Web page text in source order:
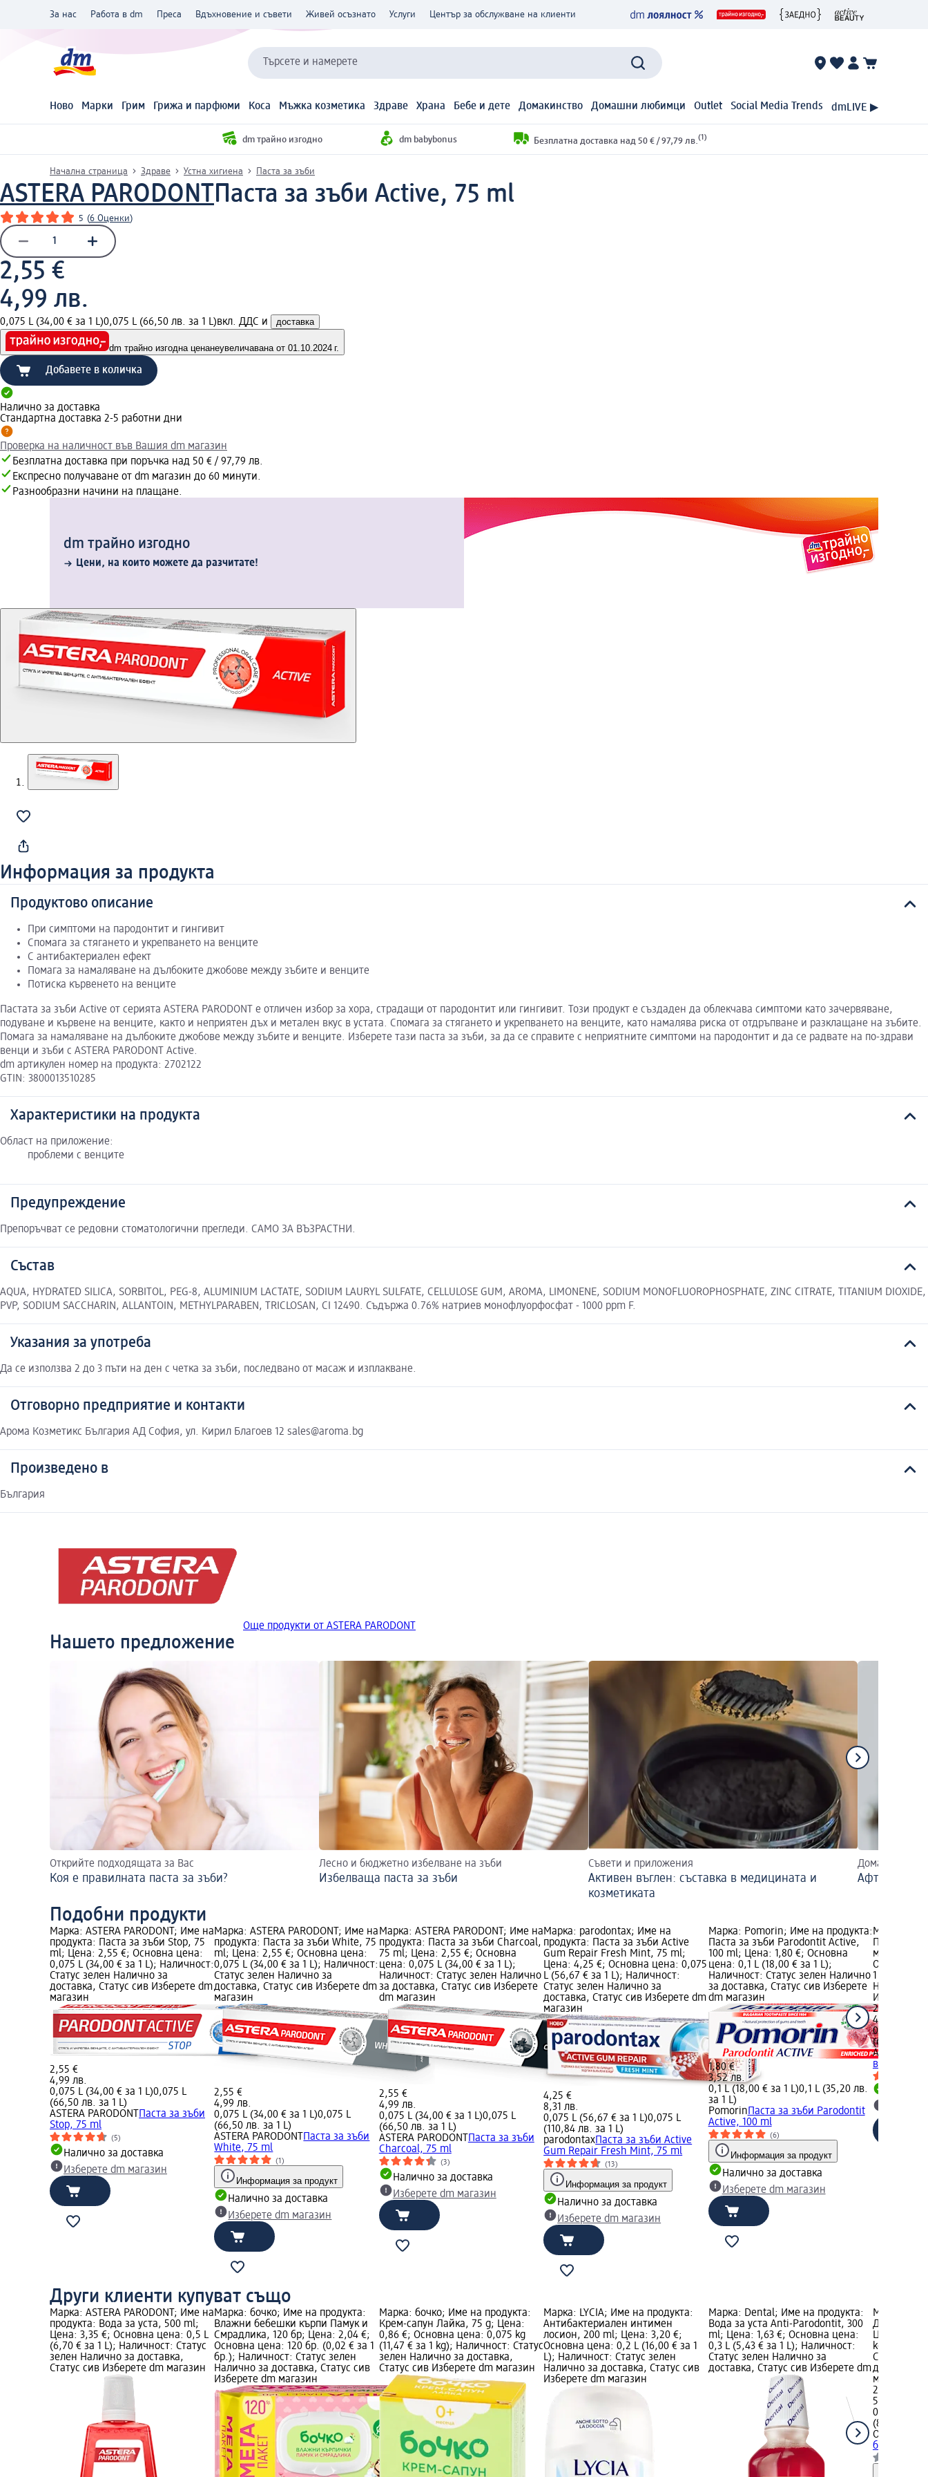
За нас Работа в dm Преса Вдъхновение и съвети Живей осъзнато Услуги Център за обслужване на клиенти
Търсете и намерете
Ново Марки Грим Грижа и парфюми Коса Мъжка козметика Здраве Храна Бебе и дете Домакинство Домашни любимци Outlet Social Media Trends dmLIVE ▶
dm трайно изгодно dm babybonus Безплатна доставка над 50 € / 97,79 лв. (1)
Начална страница Здраве Устна хигиена Паста за зъби
ASTERA PARODONTПаста за зъби Active, 75 ml
5 (6 Оценки)
2,55 €
4,99 лв.
0,075 L (34,00 € за 1 L)0,075 L (66,50 лв. за 1 L)вкл. ДДС и доставка
dm трайно изгодна ценанеувеличавана от 01.10.2024 г.
Добавете в количка
Налично за доставка
Стандартна доставка 2-5 работни дни
Проверка на наличност във Вашия dm магазин
Безплатна доставка при поръчка над 50 € / 97,79 лв.
Експресно получаване от dm магазин до 60 минути.
Разнообразни начини на плащане.
dm трайно изгодно
Цени, на които можете да разчитате!
Информация за продукта
Продуктово описание
При симптоми на пародонтит и гингивит
Спомага за стягането и укрепването на венците
С антибактериален ефект
Помага за намаляване на дълбоките джобове между зъбите и венците
Потиска кървенето на венците
Пастата за зъби Active от серията ASTERA PARODONT е отличен избор за хора, страдащи от пародонтит или гингивит. Този продукт е създаден да облекчава симптоми като зачервяване,
подуване и кървене на венците, както и неприятен дъх и метален вкус в устата. Спомага за стягането и укрепването на венците, като намалява риска от отдръпване и разклащане на зъбите.
Помага за намаляване на дълбоките джобове между зъбите и венците. Изберете тази паста за зъби, за да се справите с неприятните симптоми на пародонтит и да се радвате на по-здрави
венци и зъби с ASTERA PARODONT Active.
dm артикулен номер на продукта: 2702122
GTIN: 3800013510285
Характеристики на продукта
Област на приложение:
проблеми с венците
Предупреждение
Препоръчват се редовни стоматологични прегледи. САМО ЗА ВЪЗРАСТНИ.
Състав
AQUA, НYDRATED SILICA, SORBITOL, PEG-8, ALUMINIUM LACTATE, SODIUM LAURYL SULFATE, CELLULOSE GUM, AROMA, LIMONENE, SODIUM MONOFLUOROPHOSPHATE, ZINC CITRATE, TITANIUM DIOXIDE,
PVP, SODIUM SACCHARIN, ALLANTOIN, METHYLPARABEN, TRICLOSAN, CI 12490. Съдържа 0.76% натриев монофлуорфосфат - 1000 ppm F.
Указания за употреба
Да се използва 2 до 3 пъти на ден с четка за зъби, последвано от масаж и изплакване.
Отговорно предприятие и контакти
Арома Козметикс България АД София, ул. Кирил Благоев 12 sales@aroma.bg
Произведено в
България
Още продукти от ASTERA PARODONT
Нашето предложение
Открийте подходящата за Вас
Коя е правилната паста за зъби?
Лесно и бюджетно избелване на зъби
Избелваща паста за зъби
Съвети и приложения
Активен въглен: съставка в медицината и
козметиката
Домашни
Афти в
Подобни продукти
Марка: ASTERA PARODONT; Име на
продукта: Паста за зъби Stop, 75
ml; Цена: 2,55 €; Основна цена:
0,075 L (34,00 € за 1 L); Наличност:
Статус зелен Налично за
доставка, Статус сив Изберете dm
магазин
2,55 €
4,99 лв.
0,075 L (34,00 € за 1 L)0,075 L
(66,50 лв. за 1 L)
ASTERA PARODONT Паста за зъби
Stop, 75 ml
(5)
Налично за доставка
Изберете dm магазин
Марка: ASTERA PARODONT; Име на
продукта: Паста за зъби White, 75
ml; Цена: 2,55 €; Основна цена:
0,075 L (34,00 € за 1 L); Наличност:
Статус зелен Налично за
доставка, Статус сив Изберете dm
магазин
2,55 €
4,99 лв.
0,075 L (34,00 € за 1 L)0,075 L
(66,50 лв. за 1 L)
ASTERA PARODONT Паста за зъби
White, 75 ml
(1)
Информация за продукт
Налично за доставка
Изберете dm магазин
Марка: ASTERA PARODONT; Име на
продукта: Паста за зъби Charcoal,
75 ml; Цена: 2,55 €; Основна
цена: 0,075 L (34,00 € за 1 L);
Наличност: Статус зелен Налично
за доставка, Статус сив Изберете
dm магазин
2,55 €
4,99 лв.
0,075 L (34,00 € за 1 L)0,075 L
(66,50 лв. за 1 L)
ASTERA PARODONT Паста за зъби
Charcoal, 75 ml
(3)
Налично за доставка
Изберете dm магазин
Марка: parodontax; Име на
продукта: Паста за зъби Active
Gum Repair Fresh Mint, 75 ml;
Цена: 4,25 €; Основна цена: 0,075
L (56,67 € за 1 L); Наличност:
Статус зелен Налично за
доставка, Статус сив Изберете dm
магазин
4,25 €
8,31 лв.
0,075 L (56,67 € за 1 L)0,075 L
(110,84 лв. за 1 L)
parodontaxПаста за зъби Active
Gum Repair Fresh Mint, 75 ml
(13)
Информация за продукт
Налично за доставка
Изберете dm магазин
Марка: Pomorin; Име на продукта:
Паста за зъби Parodontit Active,
100 ml; Цена: 1,80 €; Основна
цена: 0,1 L (18,00 € за 1 L);
Наличност: Статус зелен Налично
за доставка, Статус сив Изберете
dm магазин
1,80 €
3,52 лв.
0,1 L (18,00 € за 1 L)0,1 L (35,20 лв.
за 1 L)
PomorinПаста за зъби Parodontit
Active, 100 ml
(6)
Информация за продукт
Налично за доставка
Изберете dm магазин
Марка:
Паста за
мента, 75
Основна
1 ml);
Налично
Изберете
2,35 €
4,60 лв.
0,075 ml
(61,28 лв.
ASTERA
въглен и
Други клиенти купуват също
Марка: ASTERA PARODONT; Име на
продукта: Вода за уста, 500 ml;
Цена: 3,35 €; Основна цена: 0,5 L
(6,70 € за 1 L); Наличност: Статус
зелен Налично за доставка,
Статус сив Изберете dm магазин
Марка: бочко; Име на продукта:
Влажни бебешки кърпи Памук и
Смрадлика, 120 бр; Цена: 2,04 €;
Основна цена: 120 бр. (0,02 € за 1
бр.); Наличност: Статус зелен
Налично за доставка, Статус сив
Изберете dm магазин
Марка: бочко; Име на продукта:
Крем-сапун Лайка, 75 g; Цена:
0,86 €; Основна цена: 0,075 kg
(11,47 € за 1 kg); Наличност: Статус
зелен Налично за доставка,
Статус сив Изберете dm магазин
Марка: LYCIA; Име на продукта:
Антибактериален интимен
лосион, 200 ml; Цена: 3,20 €;
Основна цена: 0,2 L (16,00 € за 1
L); Наличност: Статус зелен
Налично за доставка, Статус сив
Изберете dm магазин
Марка: Dental; Име на продукта:
Вода за уста Anti-Parodontit, 300
ml; Цена: 1,63 €; Основна цена:
0,3 L (5,43 € за 1 L); Наличност:
Статус зелен Налично за
доставка, Статус сив Изберете dm
Марка:
Дражета с
Цена: 2,70
kg (42,19 €
Статус
доставка,
магазин
2,70 €
5,28 лв.
0,064 kg
(82,52 лв.
Orbit
бр